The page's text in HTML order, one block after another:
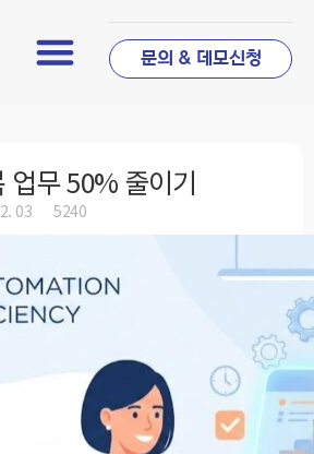
문의 & 데모신청
업무 50% 줄이기
03 5240